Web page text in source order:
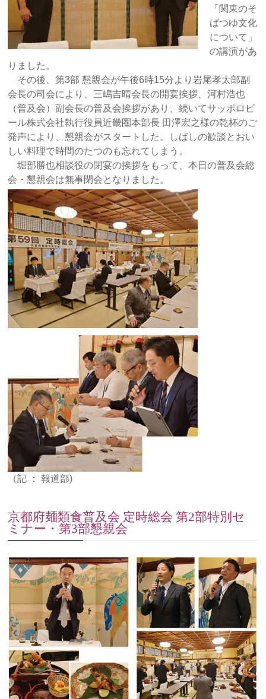
「関東のそ
ばつゆ文化
について」
の講演があ
りました。
その後、第3部 懇親会が午後6時15分より岩尾孝太郎副
会長の司会により、三嶋吉晴会長の開宴挨拶、河村浩也
（普及会）副会長の普及会挨拶があり、続いてサッポロビ
ール株式会社執行役員近畿圏本部長 田澤宏之様の乾杯のご
発声により、懇親会がスタートした。しばしの歓談とおい
しい料理で時間のたつのも忘れてしまう。
堀部勝也相談役の閉宴の挨拶をもって、本日の普及会総
会・懇親会は無事閉会となりました。
（記 ： 報道部)
京都府麺類食普及会 定時総会 第2部特別セ
ミナー・第3部懇親会